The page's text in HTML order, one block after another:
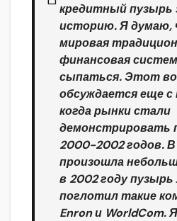
кредитный пузырь
историю. Я думаю,
мировая
финансовая
сыпаться. Этот
обсуждается еще
когда рынки стали
демонстрировать
2000-2002 годов. В
произошла
в 2002 году пузырь
поглотил такие
Enron и WorldCom.